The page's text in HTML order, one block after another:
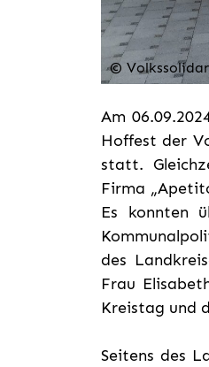
©
Am
Hoffest der
statt.
Firma
Es konnten
des
Frau
Kreistag und
Seitens des